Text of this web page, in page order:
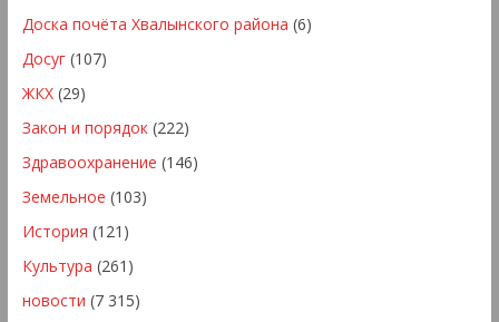
Доска почёта Хвалынского района (6)
Досуг(107)
ЖКХ(29)
Закон и порядок(222)
Здравоохранение (146)
Земельное (103)
История (121)
Культура (261)
новости (7 315)